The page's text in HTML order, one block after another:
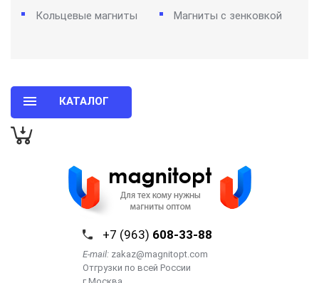
Кольцевые магниты Магниты с зенковкой
КАТАЛОГ
+7 (963) 608-33-88
E-mail: zakaz@magnitopt.com
Отгрузки по всей России